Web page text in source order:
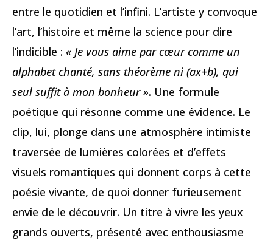
entre le quotidien et l’infini. L’artiste y convoque
l’art, l’histoire et même la science pour dire
l’indicible : « Je vous aime par cœur comme un
alphabet chanté, sans théorème ni (ax+b), qui
seul suffit à mon bonheur ». Une formule
poétique qui résonne comme une évidence. Le
clip, lui, plonge dans une atmosphère intimiste
traversée de lumières colorées et d’effets
visuels romantiques qui donnent corps à cette
poésie vivante, de quoi donner furieusement
envie de le découvrir. Un titre à vivre les yeux
grands ouverts, présenté avec enthousiasme